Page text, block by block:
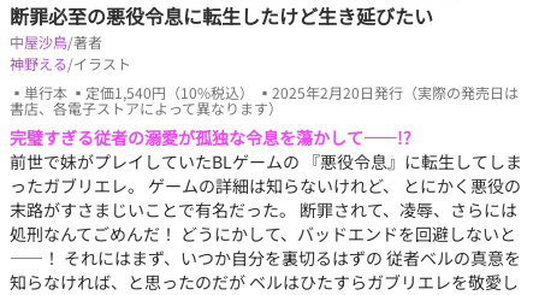
断罪必至の悪役令息に転生したけど生き延びたい
中屋沙鳥/著者
神野える/イラスト
▪単行本 ▪定価1,540円（10%税込） ▪2025年2月20日発行（実際の発売日は
書店、各電子ストアによって異なります）
完璧すぎる従者の溺愛が孤独な令息を蕩かして――!?
前世で妹がプレイしていたBLゲームの 『悪役令息』に転生してしま
ったガブリエレ。 ゲームの詳細は知らないけれど、 とにかく悪役の
末路がすさまじいことで有名だった。 断罪されて、凌辱、さらには
処刑なんてごめんだ！ どうにかして、バッドエンドを回避しないと
――！ それにはまず、いつか自分を裏切るはずの 従者ベルの真意を
知らなければ、と思ったのだが ベルはひたすらガブリエレを敬愛し